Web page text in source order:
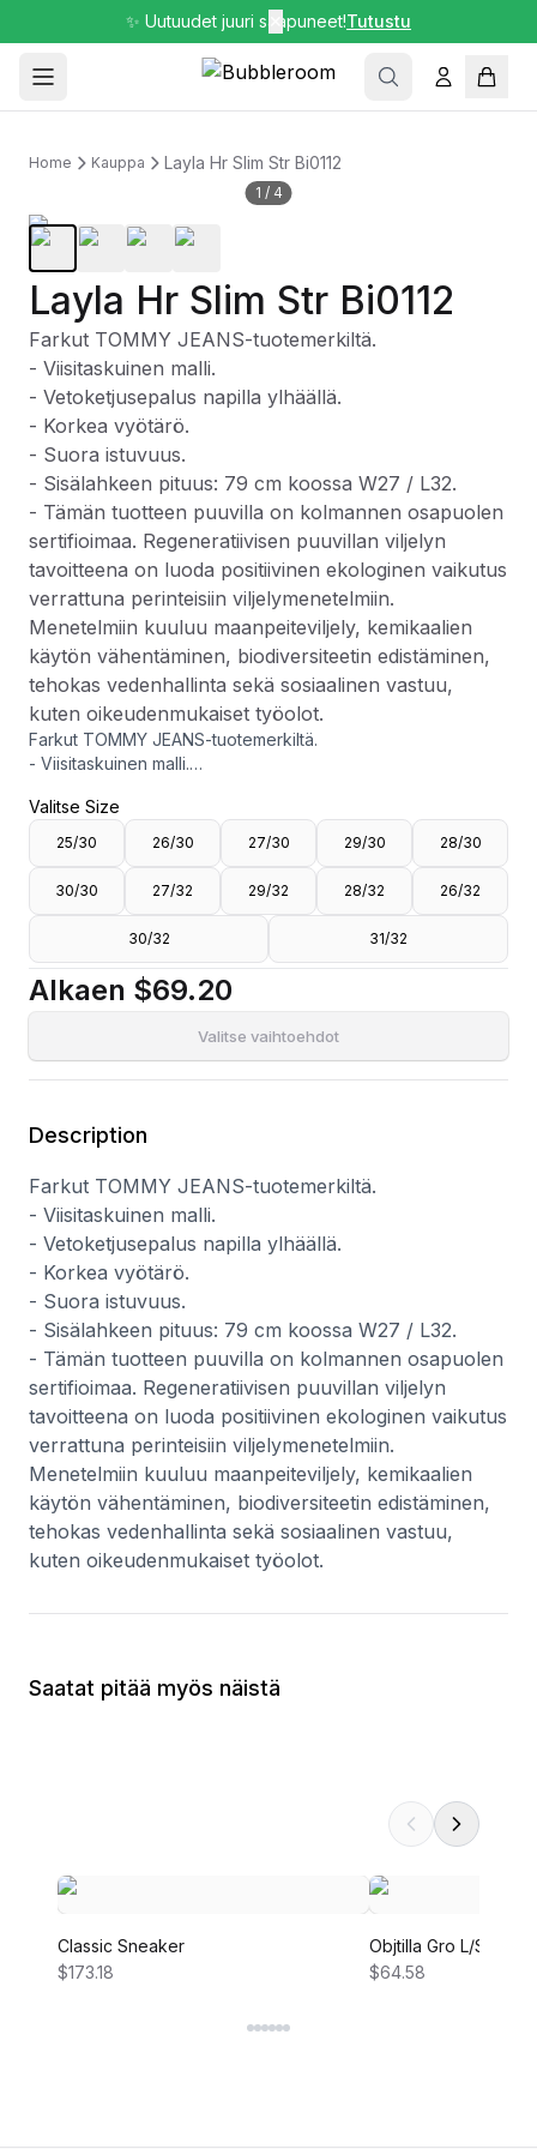
✨ Uutuudet juuri saapuneet!Tutustu
Home Kauppa Layla Hr Slim Str Bi0112
1 / 4
Layla Hr Slim Str Bi0112
Farkut TOMMY JEANS-tuotemerkiltä.
- Viisitaskuinen malli.
- Vetoketjusepalus napilla ylhäällä.
- Korkea vyötärö.
- Suora istuvuus.
- Sisälahkeen pituus: 79 cm koossa W27 / L32.
- Tämän tuotteen puuvilla on kolmannen osapuolen
sertifioimaa. Regeneratiivisen puuvillan viljelyn
tavoitteena on luoda positiivinen ekologinen vaikutus
verrattuna perinteisiin viljelymenetelmiin.
Menetelmiin kuuluu maanpeiteviljely, kemikaalien
käytön vähentäminen, biodiversiteetin edistäminen,
tehokas vedenhallinta sekä sosiaalinen vastuu,
kuten oikeudenmukaiset työolot.
Farkut TOMMY JEANS-tuotemerkiltä.
- Viisitaskuinen malli.
- Korkea vyötärö.
- Suora istuvuus.
- Sisälahkeen pituus: 79 cm koossa W27 / L32.
- Tämän tuotteen puuvilla on kolmannen osapuolen
sertifioimaa. Regeneratiivisen puuvillan viljelyn tavoitteena
on luoda positiivinen ekologinen vaikutus verrattuna
perinteisiin viljelymenetelmiin. Menetelmiin kuuluu
maanpeiteviljely, kemikaalien käytön vähentäminen,
biodiversiteetin edistäminen, tehokas vedenhallinta sekä
sosiaalinen vastuu, kuten oikeudenmukaiset työolot.
Valitse Size
25/30 26/30 27/30 29/30 28/30
30/30 27/32 29/32 28/32 26/32
30/32 31/32
Alkaen $69.20
Valitse vaihtoehdot
Description
Farkut TOMMY JEANS-tuotemerkiltä.
- Viisitaskuinen malli.
- Vetoketjusepalus napilla ylhäällä.
- Korkea vyötärö.
- Suora istuvuus.
- Sisälahkeen pituus: 79 cm koossa W27 / L32.
- Tämän tuotteen puuvilla on kolmannen osapuolen
sertifioimaa. Regeneratiivisen puuvillan viljelyn
tavoitteena on luoda positiivinen ekologinen vaikutus
verrattuna perinteisiin viljelymenetelmiin.
Menetelmiin kuuluu maanpeiteviljely, kemikaalien
käytön vähentäminen, biodiversiteetin edistäminen,
tehokas vedenhallinta sekä sosiaalinen vastuu,
kuten oikeudenmukaiset työolot.
Saatat pitää myös näistä
Classic Sneaker
$173.18
Objtilla Gro L/S LO
$64.58